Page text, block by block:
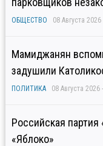
ОБЩЕСТВО 08 Августа 2026
Мамиджанян
задушили
ПОЛИТИКА 08 Августа 2026
Российская партия
«Яблоко»